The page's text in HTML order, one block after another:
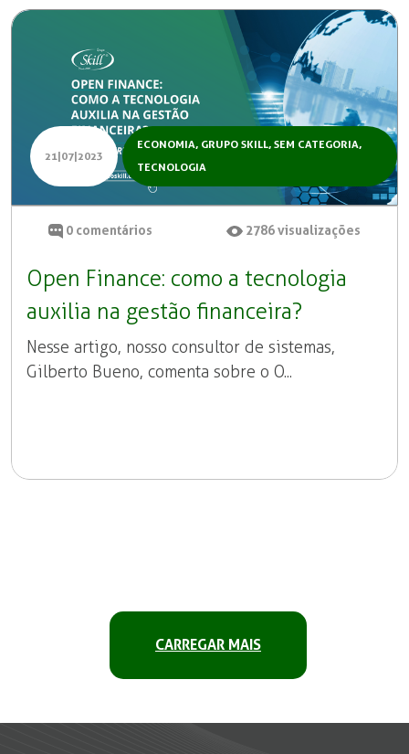
21|07|2023
ECONOMIA, GRUPO SKILL, SEM CATEGORIA,
TECNOLOGIA
0 comentários 2786 visualizações
Open Finance: como a tecnologia
auxilia na gestão financeira?
Nesse artigo, nosso consultor de sistemas,
Gilberto Bueno, comenta sobre o O...
CARREGAR MAIS